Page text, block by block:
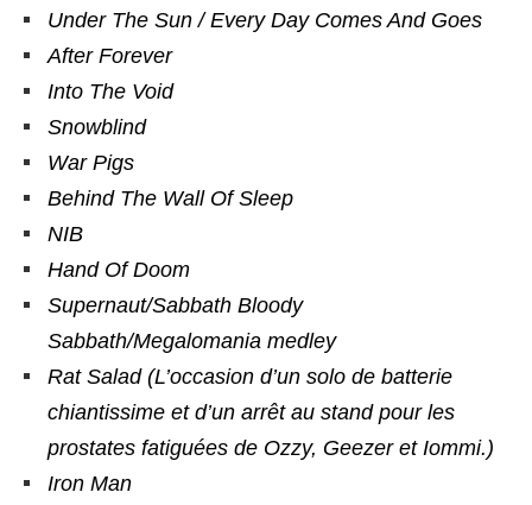
Under The Sun / Every Day Comes And Goes
After Forever
Into The Void
Snowblind
War Pigs
Behind The Wall Of Sleep
NIB
Hand Of Doom
Supernaut/Sabbath Bloody
Sabbath/Megalomania medley
Rat Salad (L’occasion d’un solo de batterie
chiantissime et d’un arrêt au stand pour les
prostates fatiguées de Ozzy, Geezer et Iommi.)
Iron Man